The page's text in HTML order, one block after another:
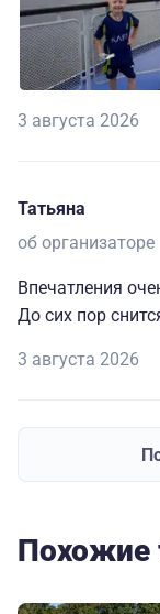
3 августа 2026
Татьяна
об организаторе
Впечатления
До сих пор
3 августа 2026
Похожие